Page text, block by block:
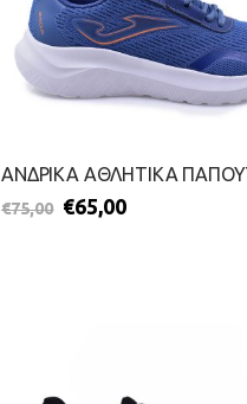
€75,00 €65,00